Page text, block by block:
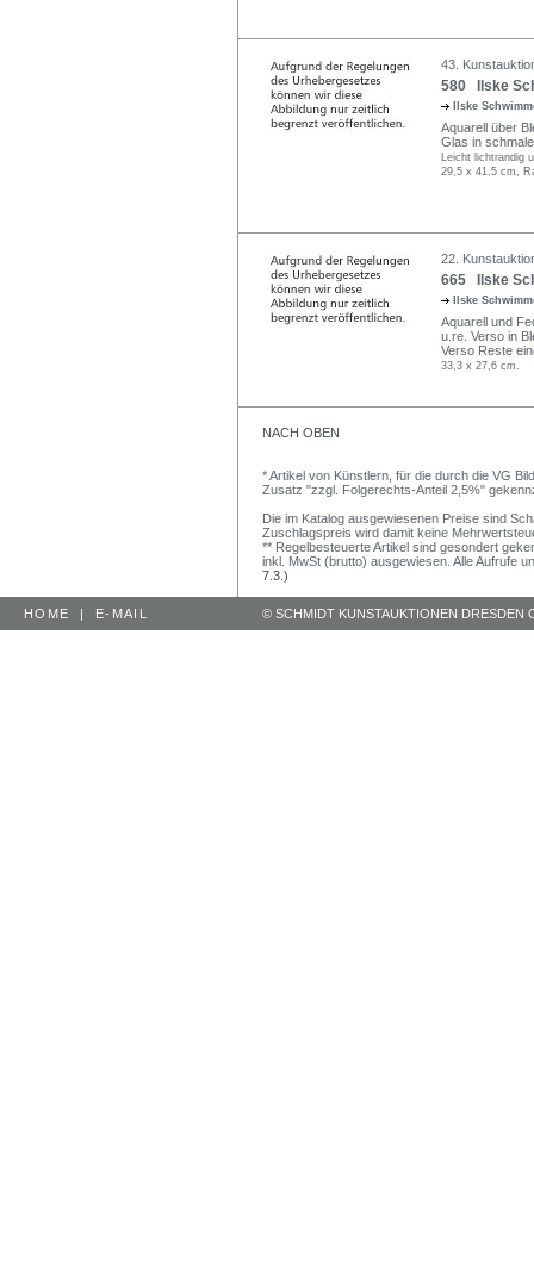
43.
580 Ilske
Ilske
Aquarell über
Glas in
Leicht lichtrandig
29,5 x 41,5 cm,
22.
665 Ilske
Ilske
Aquarell und
u.re. Verso in
Verso Reste
33,3 x 27,6 cm.
NACH OBEN
* Artikel von Künstlern, für die durch die VG
Zusatz "zzgl. Folgerechts-Anteil 2,5%"
Die im Katalog ausgewiesenen Preise sind
Zuschlagspreis wird damit keine
** Regelbesteuerte Artikel sind gesondert
inkl. MwSt (brutto) ausgewiesen. Alle Aufrufe
7.3.)
HOME | E-MAIL © SCHMIDT KUNSTAUKTIONEN DRESDEN